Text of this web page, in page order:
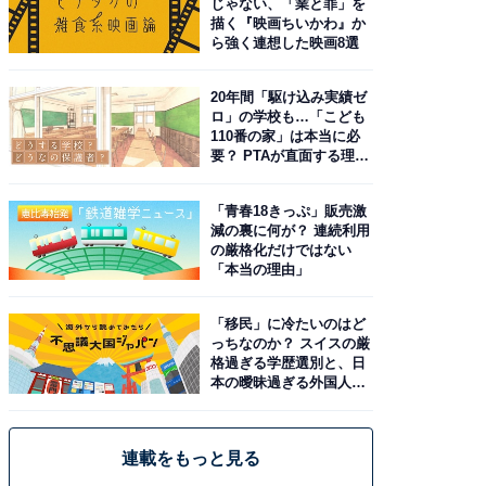
じゃない、「業と罪」を
描く『映画ちいかわ』か
ら強く連想した映画8選
20年間「駆け込み実績ゼ
ロ」の学校も…「こども
110番の家」は本当に必
要？ PTAが直面する理想
「青春18きっぷ」販売激
減の裏に何が？ 連続利用
の厳格化だけではない
「本当の理由」
「移民」に冷たいのはど
っちなのか？ スイスの厳
格過ぎる学歴選別と、日
本の曖昧過ぎる外国人政
連載をもっと見る